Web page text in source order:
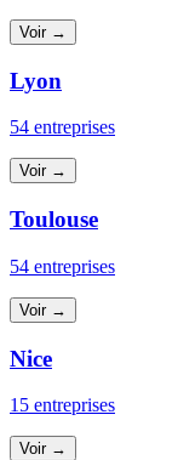
Voir →
Lyon
54 entreprises
Voir →
Toulouse
54 entreprises
Voir →
Nice
15 entreprises
Voir →